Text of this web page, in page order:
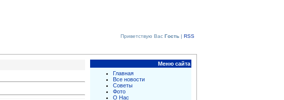
Приветствую Вас Гость | RSS
Меню сайта
Главная
Все новости
Советы
Фото
О Нас